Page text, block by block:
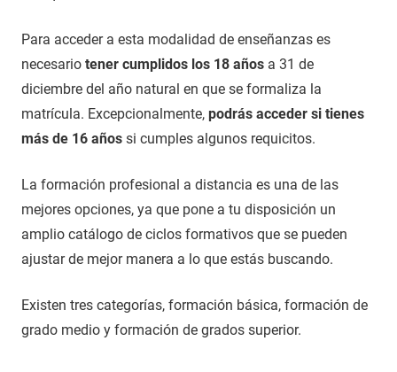
Para acceder a esta modalidad de enseñanzas es
necesario tener cumplidos los 18 años a 31 de
diciembre del año natural en que se formaliza la
matrícula. Excepcionalmente, podrás acceder si tienes
más de 16 años si cumples algunos requicitos.
La formación profesional a distancia es una de las
mejores opciones, ya que pone a tu disposición un
amplio catálogo de ciclos formativos que se pueden
ajustar de mejor manera a lo que estás buscando.
Existen tres categorías, formación básica, formación de
grado medio y formación de grados superior.